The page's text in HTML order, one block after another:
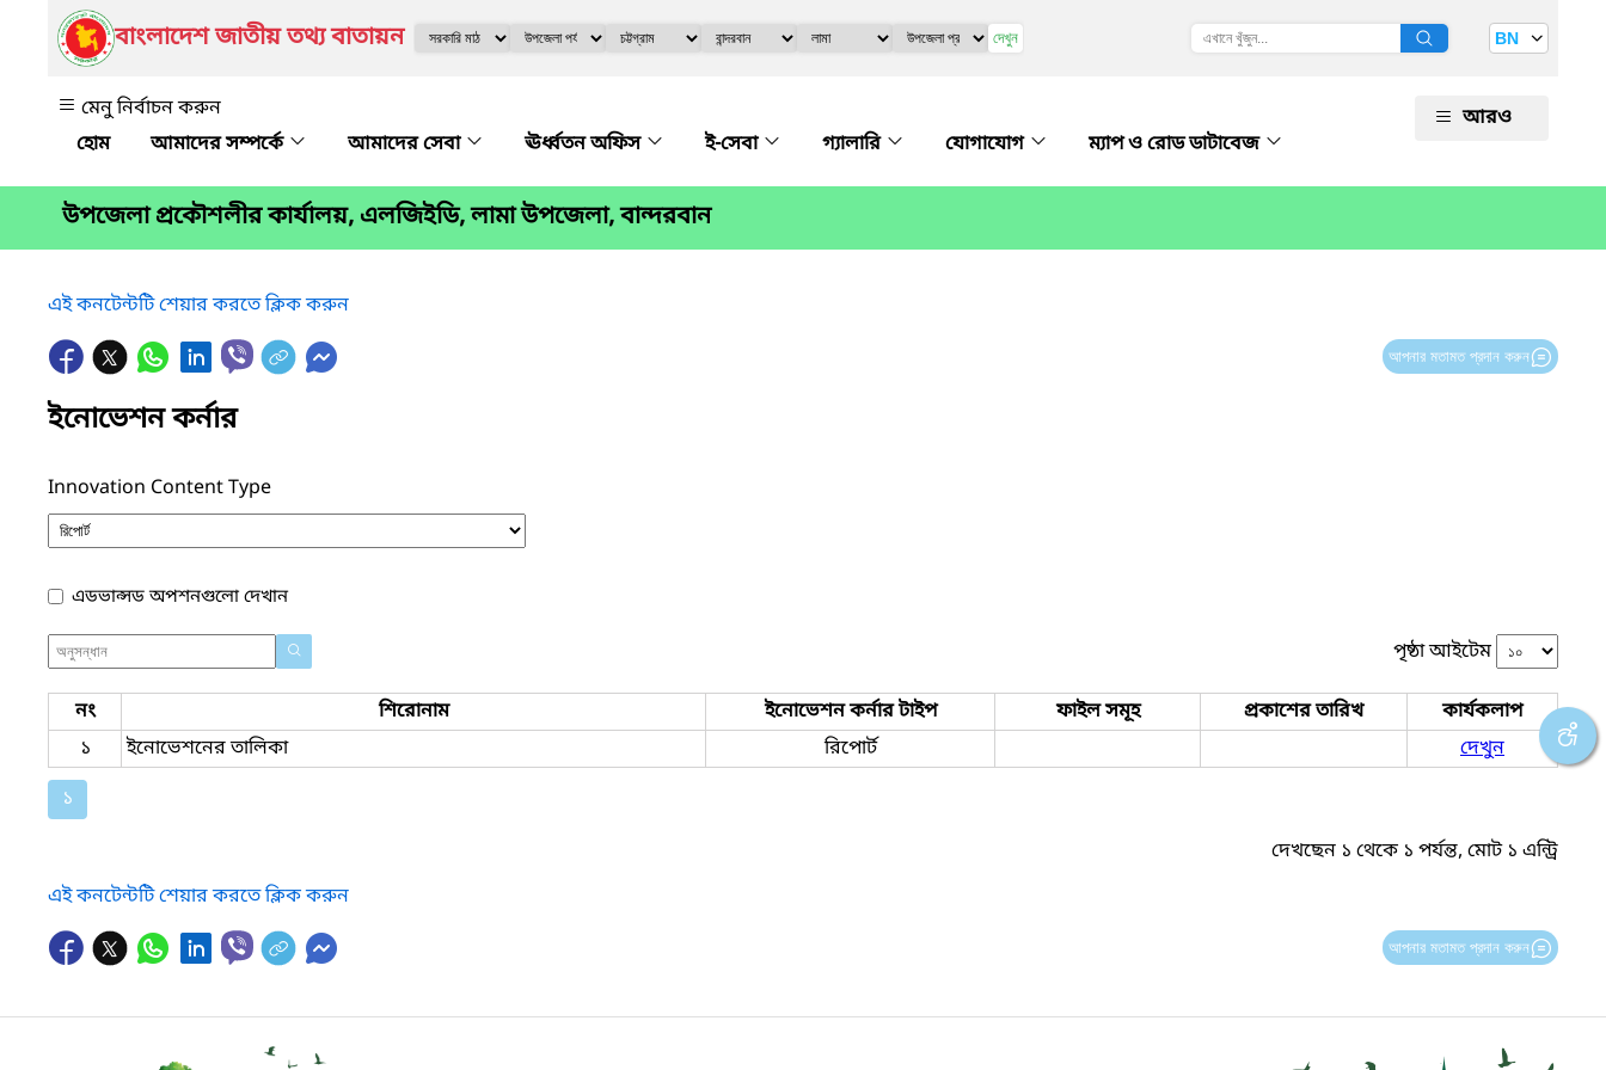
বাংলাদেশ জাতীয় তথ্য বাতায়ন দেখুন BN
মেনু নির্বাচন করুন
আমাদের সম্পর্কে
আমাদের সেবা ঊর্ধ্বতন অফিস ই-সেবা গ্যালারি যোগাযোগ ম্যাপ ও রোড ডাটাবেজ
আরও
উপজেলা প্রকৌশলীর কার্যালয়, এলজিইডি, লামা উপজেলা, বান্দরবান
এই কনটেন্টটি শেয়ার করতে ক্লিক করুন
আপনার মতামত প্রদান করুন
ইনোভেশন কর্নার
Innovation Content Type
এডভান্সড অপশনগুলো দেখান
পৃষ্ঠা আইটেম
নং শিরোনাম ইনোভেশন কর্নার টাইপ ফাইল সমূহ প্রকাশের তারিখ
কার্যকলাপ
১
ইনোভেশনের তালিকা রিপোর্ট
দেখুন
১
দেখছেন ১ থেকে ১ পর্যন্ত, মোট ১ এন্ট্রি
এই কনটেন্টটি শেয়ার করতে ক্লিক করুন
আপনার মতামত প্রদান করুন